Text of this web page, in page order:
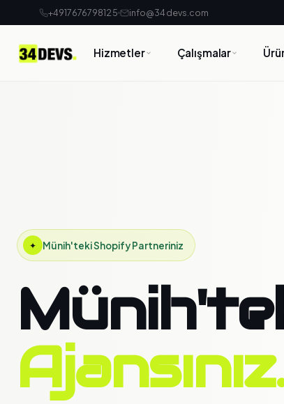
+4917676798125 info@34devs.com
Hizmetler Çalışmalar
✦ Münih'teki Shopify Partneriniz
Ajansınız.